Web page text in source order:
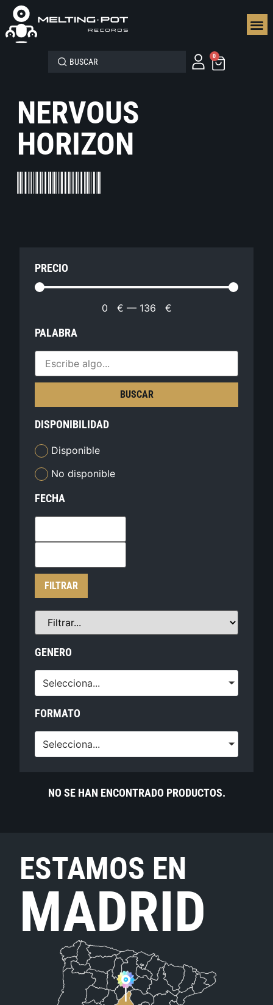
0
NERVOUS
HORIZON
PRECIO
0 € — 136 €
PALABRA
BUSCAR
DISPONIBILIDAD
Disponible
No disponible
FECHA
FILTRAR
GENERO
Selecciona...
FORMATO
Selecciona...
NO SE HAN ENCONTRADO PRODUCTOS.
ESTAMOS EN
MADRID